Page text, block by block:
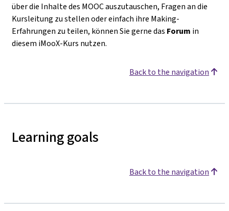
über die Inhalte des MOOC auszutauschen, Fragen an die
Kursleitung zu stellen oder einfach ihre Making-
Erfahrungen zu teilen, können Sie gerne das Forum in
diesem iMooX-Kurs nutzen.
Back to the navigation
Learning goals
Back to the navigation